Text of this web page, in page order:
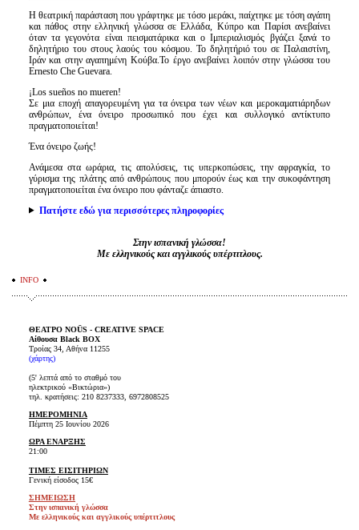
Η θεατρική παράσταση που γράφτηκε με τόσο μεράκι, παίχτηκε με τόση αγάπη
και πάθος στην ελληνική γλώσσα σε Ελλάδα, Κύπρο και Παρίσι ανεβαίνει
όταν τα γεγονότα είναι πεισματάρικα και ο Ιμπεριαλισμός βγάζει ξανά το
δηλητήριο του στους λαούς του κόσμου. Το δηλητήριό του σε Παλαιστίνη,
Ιράν και στην αγαπημένη Κούβα.Το έργο ανεβαίνει λοιπόν στην γλώσσα του
Ernesto Che Guevara.
¡Los sueños no mueren!
Σε μια εποχή απαγορευμένη για τα όνειρα των νέων και μεροκαματιάρηδων
ανθρώπων, ένα όνειρο προσωπικό που έχει και συλλογικό αντίκτυπο
πραγματοποιείται!
Ένα όνειρο ζωής!
Ανάμεσα στα ωράρια, τις απολύσεις, τις υπερκοπώσεις, την αφραγκία, το
γύρισμα της πλάτης από ανθρώπους που μπορούν έως και την συκοφάντηση
πραγματοποιείται ένα όνειρο που φάνταζε άπιαστο.
Πατήστε εδώ για περισσότερες πληροφορίες
Στην ισπανική γλώσσα!
Με ελληνικούς και αγγλικούς υπέρτιτλους.
INFO
ΘΕΑΤΡΟ NOŪS - CREATIVE SPACE
Αίθουσα Black BOX
Τροίας 34, Αθήνα 11255
(χάρτης)
(5' λεπτά από το σταθμό του
ηλεκτρικού «Βικτώρια»)
τηλ. κρατήσεις: 210 8237333, 6972808525
ΗΜΕΡΟΜΗΝΙΑ
Πέμπτη 25 Ιουνίου 2026
ΩΡΑ ΕΝΑΡΞΗΣ
21:00
ΤΙΜΕΣ ΕΙΣΙΤΗΡΙΩΝ
Γενική είσοδος 15€
ΣΗΜΕΙΩΣΗ
Στην ισπανική γλώσσα
Με ελληνικούς και αγγλικούς υπέρτιτλους